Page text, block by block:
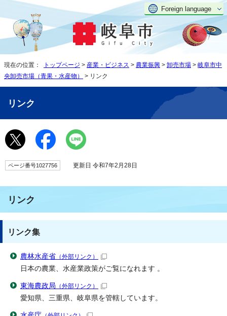
Foreign language
現在の位置： トップページ > 産業・ビジネス > 農業振興 > 卸売市場 > 岐阜市中
央卸売市場（青果・水産物）
> リンク
リンク
ページ番号1027756 更新日 令和7年2月28日
リンク
リンク集
農林水産省 （外部リンク）
日本の農業、水産業政策がご覧になれます 。
東海農政局 （外部リンク）
愛知県、三重県、岐阜県を管轄しています。